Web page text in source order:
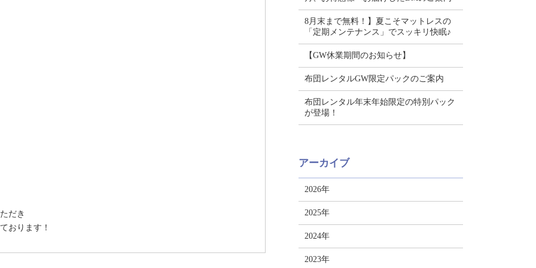
だき
おります！
8月末まで無料！】夏こそマットレスの
「定期メンテナンス」でスッキリ快眠♪
【GW休業期間のお知らせ】
布団レンタルGW限定パックのご案内
布団レンタル年末年始限定の特別パック
が登場！
アーカイブ
2026年
2025年
2024年
2023年